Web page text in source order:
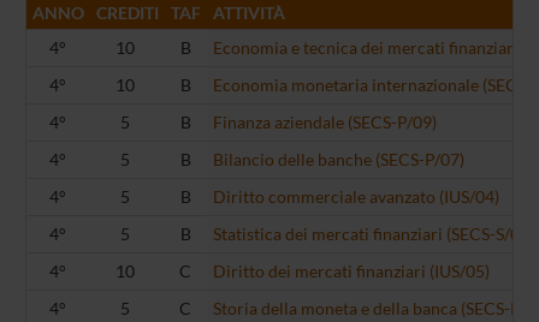
ANNO
CREDITI TAF
ATTIVITÀ
4°
10 B
Economia e tecnica dei mercati finanziari
4°
10 B
Economia monetaria internazionale (SECS-
4°
5 B
Finanza aziendale (SECS-P/09)
4°
5 B
Bilancio delle banche (SECS-P/07)
4°
5 B
Diritto commerciale avanzato (IUS/04)
4°
5 B
Statistica dei mercati finanziari (SECS-S/03)
4°
10 C
Diritto dei mercati finanziari (IUS/05)
4°
5 C
Storia della moneta e della banca (SECS-P/